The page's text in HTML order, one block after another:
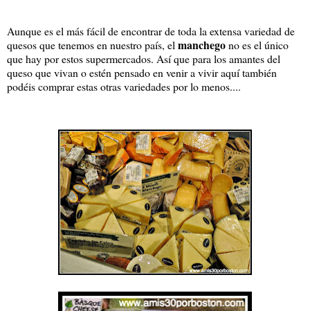
Aunque es el más fácil de encontrar de toda la extensa variedad de
quesos que tenemos en nuestro país, el manchegono es el único
que hay por estos supermercados. Así que para los amantes del
queso que vivan o estén pensado en venir a vivir aquí también
podéis comprar estas otras variedades por lo menos....